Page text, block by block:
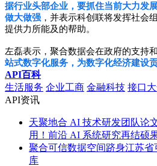
据行业头部企业，要抓住当前大力发
做大做强 ，并表示科创联将发挥社会
提供力所能及的帮助。
左磊表示，聚合数据会在政府的支持
站式数字化服务，为数字化经济建设贡
API百科
生活服务 企业工商 金融科技 接口
API资讯
天聚地合 AI 技术研发团队论
用！前沿 AI 系统研究再结硕
聚合可信数据空间跻身江苏省
库